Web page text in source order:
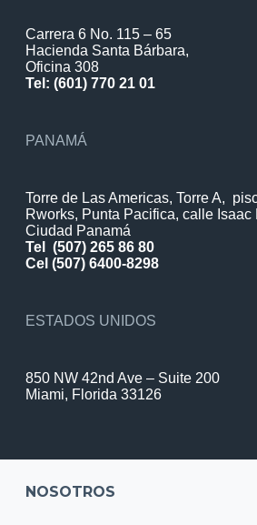
Carrera 6 No. 115 – 65
Hacienda Santa Bárbara,
Oficina 308
Tel: (601) 770 21 01
PANAMÁ
Torre de Las Americas, Torre A,
Rworks, Punta Pacifica, calle Isaac
Ciudad Panamá
Tel
(507) 265 86 80
Cel (507) 6400-8298
ESTADOS UNIDOS
850 NW 42nd Ave – Suite 200
Miami, Florida 33126
NOSOTROS